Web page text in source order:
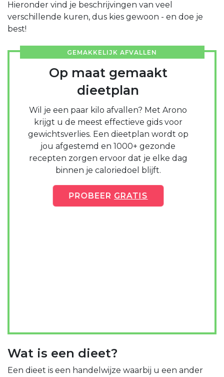
Hieronder vind je beschrijvingen van veel
verschillende kuren, dus kies gewoon - en doe je
best!
GEMAKKELIJK AFVALLEN
Op maat gemaakt
dieetplan
Wil je een paar kilo afvallen? Met Arono
krijgt u de meest effectieve gids voor
gewichtsverlies. Een dieetplan wordt op
jou afgestemd en 1000+ gezonde
recepten zorgen ervoor dat je elke dag
binnen je caloriedoel blijft.
PROBEER GRATIS
Wat is een dieet?
Een dieet is een handelwijze waarbij u een ander